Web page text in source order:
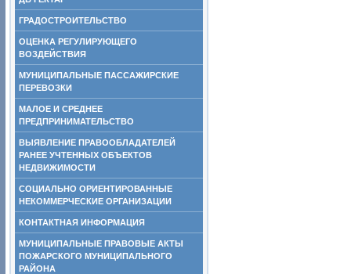
ГРАДОСТРОИТЕЛЬСТВО
ОЦЕНКА РЕГУЛИРУЮЩЕГО
ВОЗДЕЙСТВИЯ
МУНИЦИПАЛЬНЫЕ ПАССАЖИРСКИЕ
ПЕРЕВОЗКИ
МАЛОЕ И СРЕДНЕЕ
ПРЕДПРИНИМАТЕЛЬСТВО
ВЫЯВЛЕНИЕ ПРАВООБЛАДАТЕЛЕЙ
РАНЕЕ УЧТЕННЫХ ОБЪЕКТОВ
НЕДВИЖИМОСТИ
СОЦИАЛЬНО ОРИЕНТИРОВАННЫЕ
НЕКОММЕРЧЕСКИЕ ОРГАНИЗАЦИИ
КОНТАКТНАЯ ИНФОРМАЦИЯ
МУНИЦИПАЛЬНЫЕ ПРАВОВЫЕ АКТЫ
ПОЖАРСКОГО МУНИЦИПАЛЬНОГО
РАЙОНА